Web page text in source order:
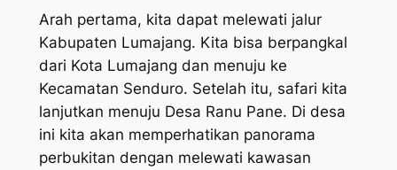
Arah pertama, kita dapat melewati jalur
Kabupaten Lumajang. Kita bisa berpangkal
dari Kota Lumajang dan menuju ke
Kecamatan Senduro. Setelah itu, safari kita
lanjutkan menuju Desa Ranu Pane. Di desa
ini kita akan memperhatikan panorama
perbukitan dengan melewati kawasan